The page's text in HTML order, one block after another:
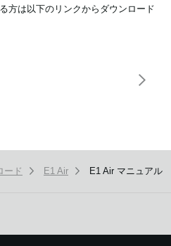
すべての機種の取扱説明書及び製品資料など
、製品の仕様変更などで予告なく変更される場
取扱説明書及び製品資料などの内容は、ご購入
点で発売されている機種に同梱されている取扱
のことをご了承の上、カタログ及び当ライブラ
ブラリー および指定のソフトウェアの使用、ま
負いません。たとえ株式会社コルグからそのよ
方は以下のリンクからダウンロード
ード E1 Air E1 Air マニュアル